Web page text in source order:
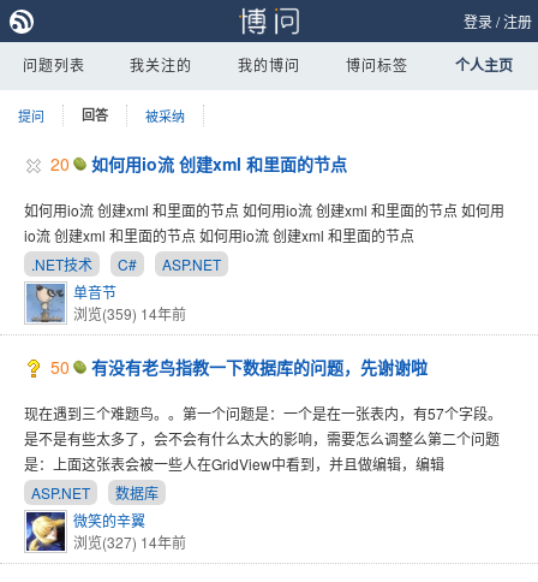
登录/注册
问题列表 我关注的 我的博问 博问标签 个人主页
提问 回答 被采纳
20 如何用io流 创建xml 和里面的节点
如何用io流 创建xml 和里面的节点 如何用io流 创建xml 和里面的节点 如何用
io流 创建xml 和里面的节点 如何用io流 创建xml 和里面的节点
.NET技术
C#
ASP.NET
单音节
浏览(359) 14年前
50 有没有老鸟指教一下数据库的问题，先谢谢啦
现在遇到三个难题鸟。。第一个问题是：一个是在一张表内，有57个字段。
是不是有些太多了，会不会有什么太大的影响，需要怎么调整么第二个问题
是：上面这张表会被一些人在GridView中看到，并且做编辑，编辑
ASP.NET
数据库
微笑的辛翼
浏览(327) 14年前